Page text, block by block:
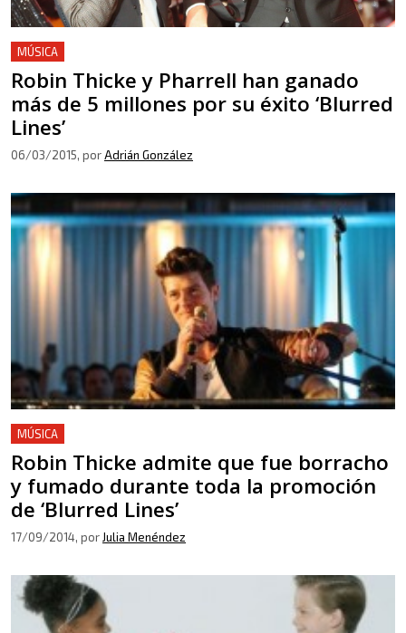
MÚSICA
Robin Thicke y Pharrell han ganado
más de 5 millones por su éxito ‘Blurred
Lines’
06/03/2015, porAdrián González
MÚSICA
Robin Thicke admite que fue borracho
y fumado durante toda la promoción
de ‘Blurred Lines’
17/09/2014, por Julia Menéndez